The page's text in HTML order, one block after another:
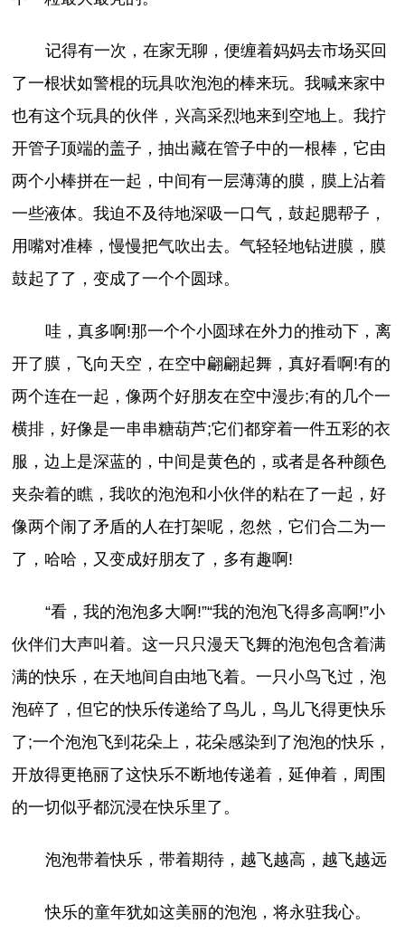
记得有一次，在家无聊，便缠着妈妈去市场买回
了一根状如警棍的玩具吹泡泡的棒来玩。我喊来家中
也有这个玩具的伙伴，兴高采烈地来到空地上。我拧
开管子顶端的盖子，抽出藏在管子中的一根棒，它由
两个小棒拼在一起，中间有一层薄薄的膜，膜上沾着
一些液体。我迫不及待地深吸一口气，鼓起腮帮子，
用嘴对准棒，慢慢把气吹出去。气轻轻地钻进膜，膜
鼓起了了，变成了一个个圆球。
哇，真多啊!那一个个小圆球在外力的推动下，离
开了膜，飞向天空，在空中翩翩起舞，真好看啊!有的
两个连在一起，像两个好朋友在空中漫步;有的几个一
横排，好像是一串串糖葫芦;它们都穿着一件五彩的衣
服，边上是深蓝的，中间是黄色的，或者是各种颜色
夹杂着的瞧，我吹的泡泡和小伙伴的粘在了一起，好
像两个闹了矛盾的人在打架呢，忽然，它们合二为一
了，哈哈，又变成好朋友了，多有趣啊!
“看，我的泡泡多大啊!”“我的泡泡飞得多高啊!”小
伙伴们大声叫着。这一只只漫天飞舞的泡泡包含着满
满的快乐，在天地间自由地飞着。一只小鸟飞过，泡
泡碎了，但它的快乐传递给了鸟儿，鸟儿飞得更快乐
了;一个泡泡飞到花朵上，花朵感染到了泡泡的快乐，
开放得更艳丽了这快乐不断地传递着，延伸着，周围
的一切似乎都沉浸在快乐里了。
泡泡带着快乐，带着期待，越飞越高，越飞越远
快乐的童年犹如这美丽的泡泡，将永驻我心。